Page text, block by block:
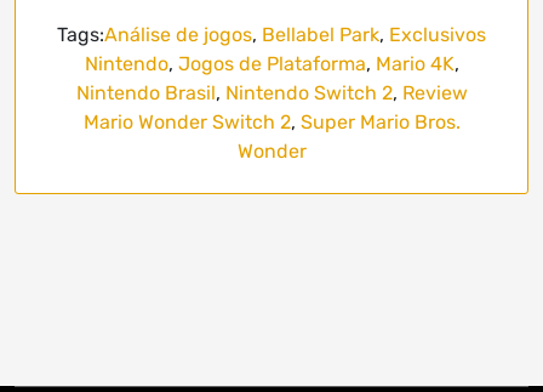
Tags:Análise de jogos, Bellabel Park, Exclusivos
Nintendo, Jogos de Plataforma, Mario 4K,
Nintendo Brasil, Nintendo Switch 2, Review
Mario Wonder Switch 2, Super Mario Bros.
Wonder